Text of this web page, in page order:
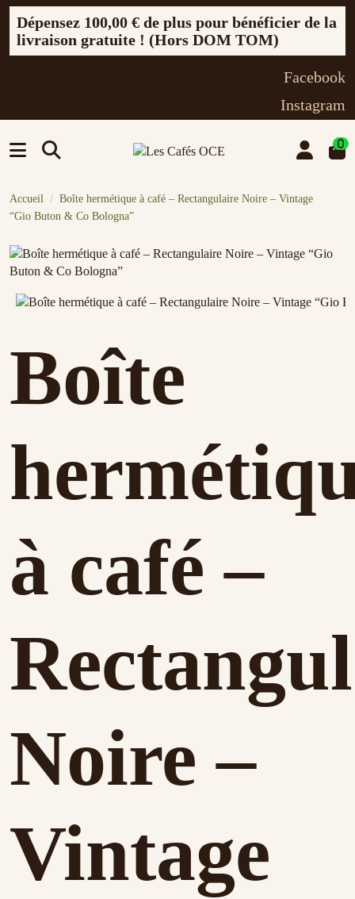
Dépensez 100,00 € de plus pour bénéficier de la
livraison gratuite ! (Hors DOM TOM)
Facebook
Instagram
0
Accueil
Boîte hermétique à café – Rectangulaire Noire – Vintage
“Gio Buton & Co Bologna”
Boîte
à café –
Noire –
Vintage